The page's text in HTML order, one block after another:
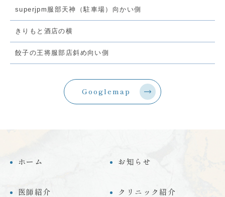
superjpm服部天神（駐車場）向かい側
きりもと酒店の横
餃子の王将服部店斜め向い側
Googlemap
ホーム お知らせ
医師紹介 クリニック紹介